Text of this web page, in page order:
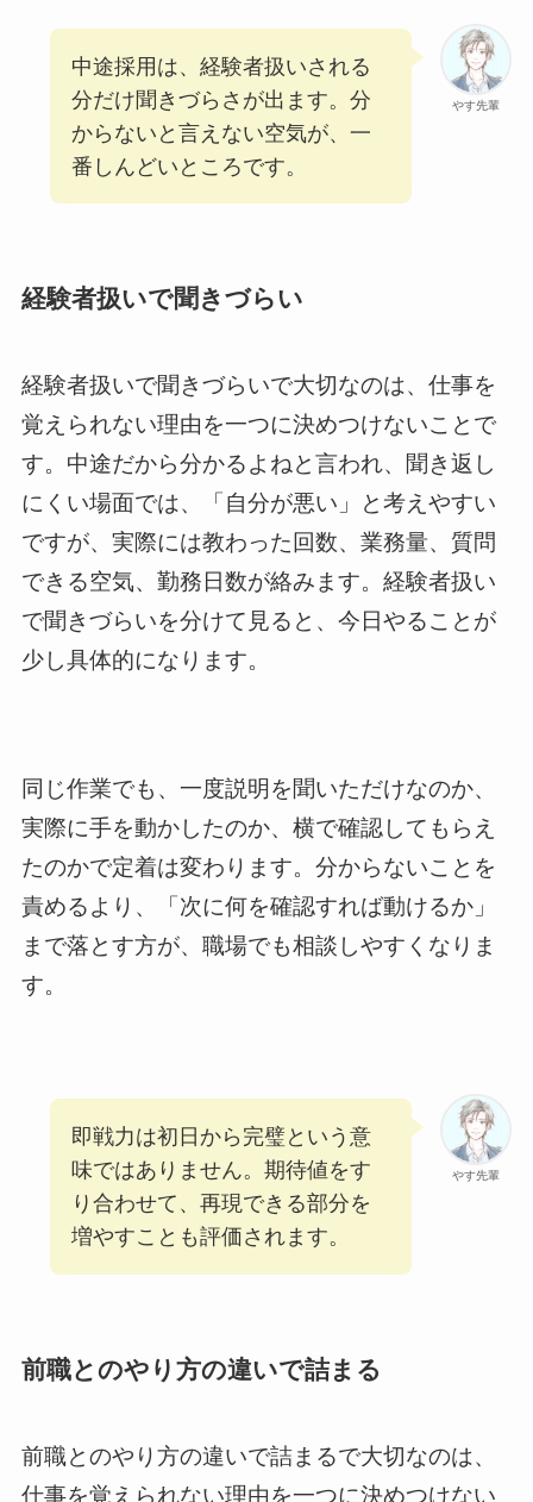
やす先輩
中途採用は、経験者扱いされる
分だけ聞きづらさが出ます。分
からないと言えない空気が、一
番しんどいところです。
経験者扱いで聞きづらい
経験者扱いで聞きづらいで大切なのは、仕事を
覚えられない理由を一つに決めつけないことで
す。中途だから分かるよねと言われ、聞き返し
にくい場面では、「自分が悪い」と考えやすい
ですが、実際には教わった回数、業務量、質問
できる空気、勤務日数が絡みます。経験者扱い
で聞きづらいを分けて見ると、今日やることが
少し具体的になります。
同じ作業でも、一度説明を聞いただけなのか、
実際に手を動かしたのか、横で確認してもらえ
たのかで定着は変わります。分からないことを
責めるより、「次に何を確認すれば動けるか」
まで落とす方が、職場でも相談しやすくなりま
す。
やす先輩
即戦力は初日から完璧という意
味ではありません。期待値をす
り合わせて、再現できる部分を
増やすことも評価されます。
前職とのやり方の違いで詰まる
前職とのやり方の違いで詰まるで大切なのは、
仕事を覚えられない理由を一つに決めつけない